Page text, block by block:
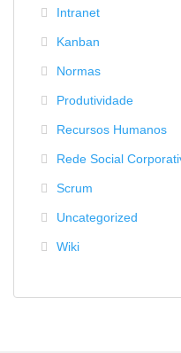
Intranet
Kanban
Normas
Produtividade
Recursos Humanos
Rede Social
Scrum
Uncategorized
Wiki